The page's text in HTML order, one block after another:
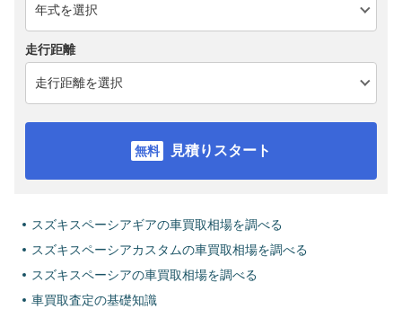
走行距離
見積りスタート
スズキスペーシアギアの車買取相場を調べる
スズキスペーシアカスタムの車買取相場を調べる
スズキスペーシアの車買取相場を調べる
車買取査定の基礎知識